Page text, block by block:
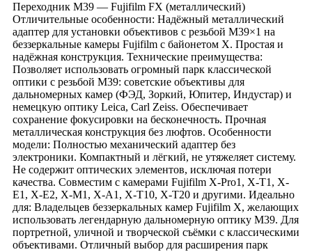
Переходник M39 — Fujifilm FX (металлический)
Отличительные особенности: Надёжный металлический
адаптер для установки объективов с резьбой М39×1 на
беззеркальные камеры Fujifilm с байонетом X. Простая и
надёжная конструкция. Технические преимущества:
Позволяет использовать огромный парк классической
оптики с резьбой М39: советские объективы для
дальномерных камер (ФЭД, Зоркий, Юпитер, Индустар) и
немецкую оптику Leica, Carl Zeiss. Обеспечивает
сохранение фокусировки на бесконечность. Прочная
металлическая конструкция без люфтов. Особенности
модели: Полностью механический адаптер без
электроники. Компактный и лёгкий, не утяжеляет систему.
Не содержит оптических элементов, исключая потери
качества. Совместим с камерами Fujifilm X-Pro1, X-T1, X-
E1, X-E2, X-M1, X-A1, X-T10, X-T20 и другими. Идеально
для: Владельцев беззеркальных камер Fujifilm X, желающих
использовать легендарную дальномерную оптику М39. Для
портретной, уличной и творческой съёмки с классическими
объективами. Отличный выбор для расширения парк